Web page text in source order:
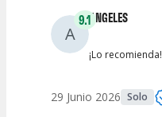
A
9.1ANGELES
¡Lo recomienda!
29 Junio 2026 Solo